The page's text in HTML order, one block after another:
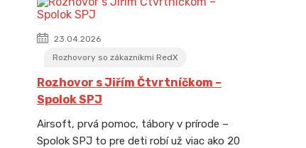
23.04.2026
Rozhovory so zákazníkmi RedX
Rozhovor s Jiřím Čtvrtníčkom –
Spolok SPJ
Airsoft, prvá pomoc, tábory v prírode –
Spolok SPJ to pre deti robí už viac ako 20